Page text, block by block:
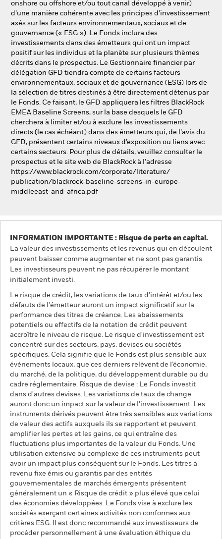
onshore ou offshore et/ou tout canal développé à venir)
d’une manière cohérente avec les principes d’investissement
axés sur les facteurs environnementaux, sociaux et de
gouvernance (« ESG »). Le Fonds inclura des
investissements dans des émetteurs qui ont un impact
positif sur les individus et la planète sur plusieurs thèmes
décrits dans le prospectus. Le Gestionnaire financier par
délégation GFD tiendra compte de certains facteurs
environnementaux, sociaux et de gouvernance (ESG) lors de
la sélection de titres destinés à être directement détenus par
le Fonds. Ce faisant, le GFD appliquera les filtres BlackRock
EMEA Baseline Screens, sur la base desquels le GFD
cherchera à limiter et/ou à exclure les investissements
directs (le cas échéant) dans des émetteurs qui, de l’avis du
GFD, présentent certains niveaux d’exposition ou liens avec
certains secteurs. Pour plus de détails, veuillez consulter le
prospectus et le site web de BlackRock à l’adresse
https://www.blackrock.com/corporate/literature/
publication/blackrock-baseline-screens-in-europe-
middleeast-and-africa.pdf
INFORMATION IMPORTANTE : Risque de perte en capital.
La valeur des investissements et les revenus qui en découlent
peuvent baisser comme augmenter et ne sont pas garantis.
Les investisseurs peuvent ne pas récupérer le montant
initialement investi.
Le risque de crédit, les variations de taux d'intérêt et/ou les
défauts de l'émetteur auront un impact significatif sur la
performance des titres de créance. Les abaissements
potentiels ou effectifs de la notation de crédit peuvent
accroître le niveau de risque. Le risque d'investissement est
concentré sur des secteurs, pays, devises ou sociétés
spécifiques. Cela signifie que le Fonds est plus sensible aux
événements locaux, que ces derniers relèvent de l’économie,
du marché, de la politique, du développement durable ou du
cadre réglementaire. Risque de devise : Le Fonds investit
dans d'autres devises. Les variations de taux de change
auront donc un impact sur la valeur de l'investissement. Les
instruments dérivés peuvent être très sensibles aux variations
de valeur des actifs auxquels ils se rapportent et peuvent
amplifier les pertes et les gains, ce qui entraîne des
fluctuations plus importantes de la valeur du Fonds. Une
utilisation extensive ou complexe de ces instruments peut
avoir un impact plus conséquent sur le Fonds. Les titres à
revenu fixe émis ou garantis par des entités
gouvernementales de marchés émergents présentent
généralement un « Risque de crédit » plus élevé que celui
des économies développées. Le Fonds vise à exclure les
sociétés exerçant certaines activités non conformes aux
critères ESG. Il est donc recommandé aux investisseurs de
procéder personnellement à une évaluation éthique du